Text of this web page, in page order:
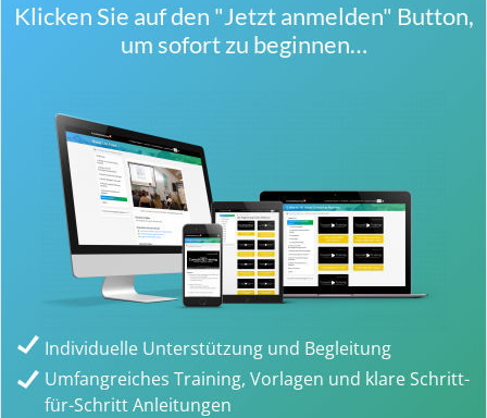
Klicken Sie auf den "Jetzt anmelden" Button,
um sofort zu beginnen…
Individuelle Unterstützung und Begleitung
Umfangreiches Training, Vorlagen und klare Schritt-
für-Schritt Anleitungen